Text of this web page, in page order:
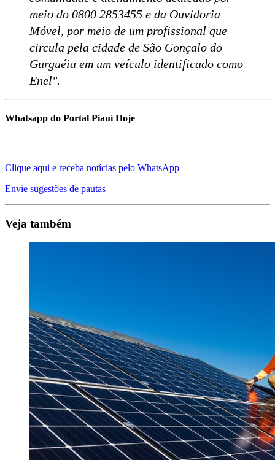
meio do 0800 2853455 e da Ouvidoria
Móvel, por meio de um profissional que
circula pela cidade de São Gonçalo do
Gurguéia em um veículo identificado como
Enel".
Whatsapp do Portal Piauí Hoje
Clique aqui e receba notícias pelo WhatsApp
Envie sugestões de pautas
Veja também